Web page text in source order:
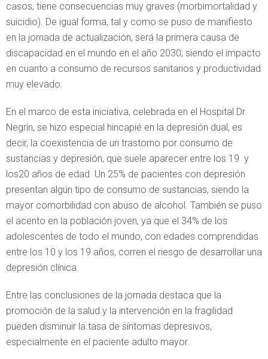
casos, tiene consecuencias muy graves (morbimortalidad y
suicidio). De igual forma, tal y como se puso de manifiesto
en la jornada de actualización, será la primera causa de
discapacidad en el mundo en el año 2030; siendo el impacto
en cuanto a consumo de recursos sanitarios y productividad
muy elevado.
En el marco de esta iniciativa, celebrada en el Hospital Dr.
Negrín, se hizo especial hincapié en la depresión dual, es
decir, la coexistencia de un trastorno por consumo de
sustancias y depresión, que suele aparecer entre los 19 y
los20 años de edad. Un 25% de pacientes con depresión
presentan algún tipo de consumo de sustancias, siendo la
mayor comorbilidad con abuso de alcohol. También se puso
el acento en la población joven, ya que el 34% de los
adolescentes de todo el mundo, con edades comprendidas
entre los 10 y los 19 años, corren el riesgo de desarrollar una
depresión clínica.
Entre las conclusiones de la jornada destaca que la
promoción de la salud y la intervención en la fragilidad
pueden disminuir la tasa de síntomas depresivos,
especialmente en el paciente adulto mayor.